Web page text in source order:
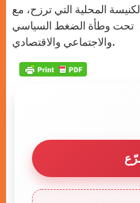
المحلية التي ترزح، مع
تحت وطأة الضغط السياسي
والاجتماعي والاقتصادي.